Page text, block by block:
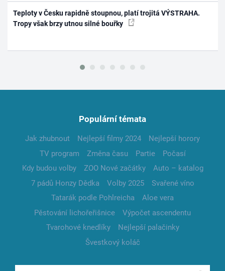
Teploty v Česku rapidně stoupnou, platí trojitá VÝSTRAHA.
Tropy však brzy utnou silné bouřky
Populární témata
Jak zhubnout Nejlepší filmy 2024
Nejlepší horory
TV program
Změna času Partie
Počasí
Kdy budou volby
ZOO Nové začátky
Auto – katalog
7 pádů Honzy Dědka
Volby 2025
Svařené víno
Tatarák podle Pohlreicha
Aloe vera
Pěstování lichořeřišnice
Výpočet ascendentu
Tvarohové knedlíky
Nejlepší palačinky
Švestkový koláč